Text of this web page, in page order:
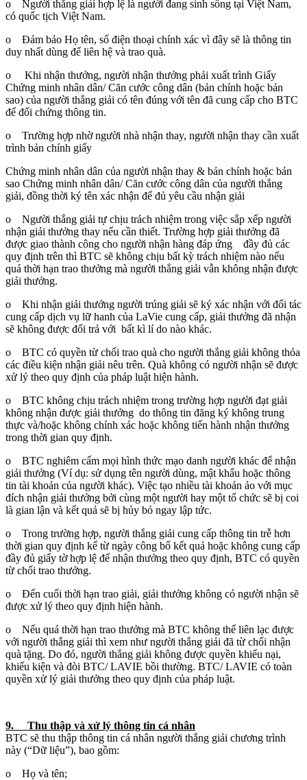
o Người thắng giải hợp lệ là người đang sinh sống tại Việt Nam,
có quốc tịch Việt Nam.
o Đảm bảo Họ tên, số điện thoại chính xác vì đây sẽ là thông tin
duy nhất dùng để liên hệ và trao quà.
o Khi nhận thưởng, người nhận thưởng phải xuất trình Giấy
Chứng minh nhân dân/ Căn cước công dân (bản chính hoặc bản
sao) của người thắng giải có tên đúng với tên đã cung cấp cho BTC
để đối chứng thông tin.
o Trường hợp nhờ người nhà nhận thay, người nhận thay cần xuất
trình bản chính giấy
Chứng minh nhân dân của người nhận thay & bản chính hoặc bản
sao Chứng minh nhân dân/ Căn cước công dân của người thắng
giải, đồng thời ký tên xác nhận để đủ yêu cầu nhận giải
o Người thắng giải tự chịu trách nhiệm trong việc sắp xếp người
nhận giải thưởng thay nếu cần thiết. Trường hợp giải thưởng đã
được giao thành công cho người nhận hàng đáp ứng đầy đủ các
quy định trên thì BTC sẽ không chịu bất kỳ trách nhiệm nào nếu
quá thời hạn trao thưởng mà người thắng giải vẫn không nhận được
giải thưởng.
o Khi nhận giải thưởng người trúng giải sẽ ký xác nhận với đối tác
cung cấp dịch vụ lữ hanh của LaVie cung cấp, giải thưởng đã nhận
sẽ không được đổi trả với bất kì lí do nào khác.
o BTC có quyền từ chối trao quà cho người thắng giải không thỏa
các điều kiện nhận giải nêu trên. Quà không có người nhận sẽ được
xử lý theo quy định của pháp luật hiện hành.
o BTC không chịu trách nhiệm trong trường hợp người đạt giải
không nhận được giải thưởng do thông tin đăng ký không trung
thực và/hoặc không chính xác hoặc không tiến hành nhận thưởng
trong thời gian quy định.
o BTC nghiêm cấm mọi hình thức mạo danh người khác để nhận
giải thưởng (Ví dụ: sử dụng tên người dùng, mật khẩu hoặc thông
tin tài khoản của người khác). Việc tạo nhiều tài khoản ảo với mục
đích nhận giải thưởng bởi cùng một người hay một tổ chức sẽ bị coi
là gian lận và kết quả sẽ bị hủy bỏ ngay lập tức.
o Trong trường hợp, người thắng giải cung cấp thông tin trễ hơn
thời gian quy định kể từ ngày công bố kết quả hoặc không cung cấp
đầy đủ giấy tờ hợp lệ để nhận thưởng theo quy định, BTC có quyền
từ chối trao thưởng.
o Đến cuối thời hạn trao giải, giải thưởng không có người nhận sẽ
được xử lý theo quy định hiện hành.
o Nếu quá thời hạn trao thưởng mà BTC không thể liên lạc được
với người thắng giải thì xem như người thắng giải đã từ chối nhận
quà tặng. Do đó, người thắng giải không được quyền khiếu nại,
khiếu kiện và đòi BTC/ LAVIE bồi thường. BTC/ LAVIE có toàn
quyền xử lý giải thưởng theo quy định của pháp luật.
9. Thu thập và xử lý thông tin cá nhân
BTC sẽ thu thập thông tin cá nhân người thắng giải chương trình
này (“Dữ liệu”), bao gồm:
o Họ và tên;